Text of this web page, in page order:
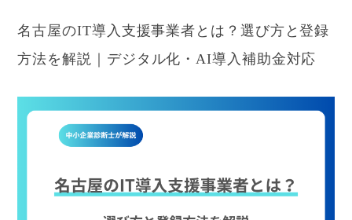
名古屋のIT導入支援事業者とは？選び方と登録
方法を解説｜デジタル化・AI導入補助金対応